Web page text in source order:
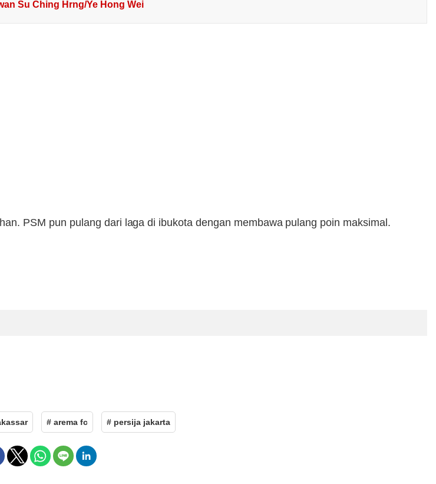
Su Ching Hrng/Ye Hong Wei
PSM pun pulang dari laga di ibukota dengan membawa pulang poin maksimal.
# arema fc # persija jakarta